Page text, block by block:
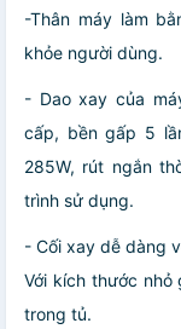
-Thân máy làm
khỏe người dùng.
- Dao xay của
cấp, bền gấp 5
285W, rút ngắn
trình sử dụng.
- Cối xay dễ dàng
Với kích thước
trong tủ.